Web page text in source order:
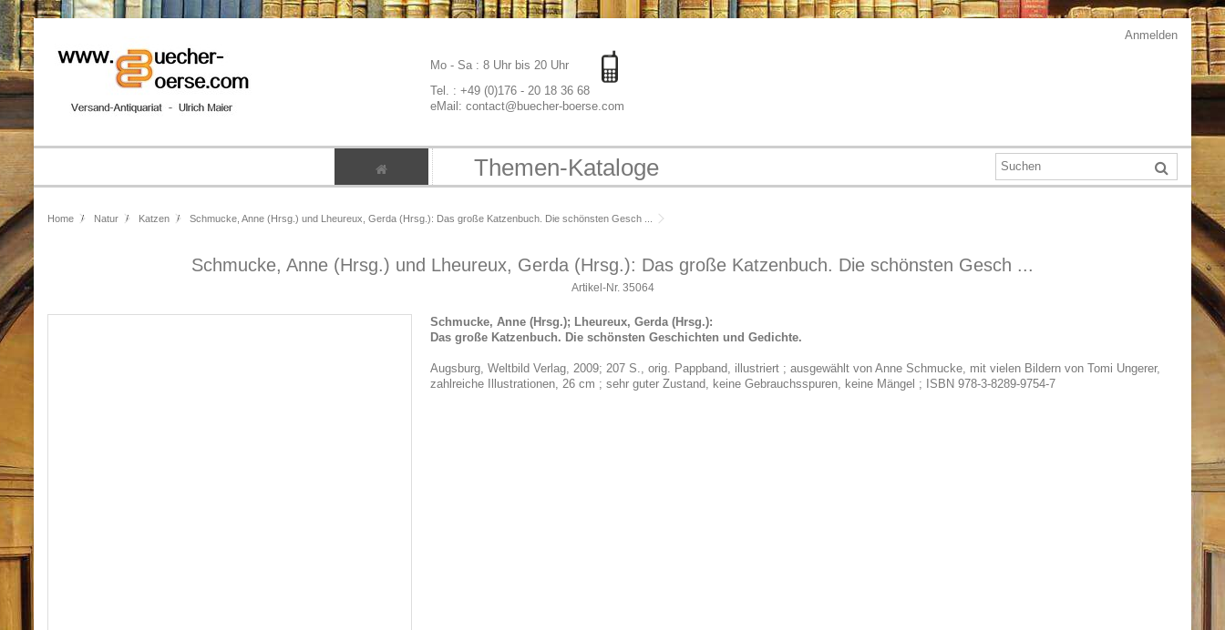
Mo - Sa : 8 Uhr bis 20 Uhr
Tel. : +49 (0)176 - 20 18 36 68
eMail: contact@buecher-boerse.com
Anmelden
Themen-Kataloge
Home Natur Katzen Schmucke, Anne (Hrsg.) und Lheureux, Gerda (Hrsg.): Das große Katzenbuch. Die schönsten Gesch ...
Schmucke, Anne (Hrsg.) und Lheureux, Gerda (Hrsg.): Das große Katzenbuch. Die schönsten Gesch ...
Artikel-Nr. 35064
Schmucke, Anne (Hrsg.); Lheureux, Gerda (Hrsg.):
Das große Katzenbuch. Die schönsten Geschichten und Gedichte.
Augsburg, Weltbild Verlag, 2009; 207 S., orig. Pappband, illustriert ; ausgewählt von Anne Schmucke, mit vielen Bildern von Tomi Ungerer,
zahlreiche Illustrationen, 26 cm ; sehr guter Zustand, keine Gebrauchsspuren, keine Mängel ; ISBN 978-3-8289-9754-7